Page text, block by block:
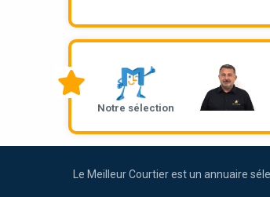
Notre sélection
Le Meilleur Courtier est un annuaire